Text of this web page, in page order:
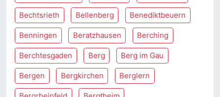
Bechtsrieth Bellenberg Benediktbeuern
Benningen Beratzhausen Berching
Berchtesgaden Berg Berg im Gau
Bergen Bergkirchen Berglern